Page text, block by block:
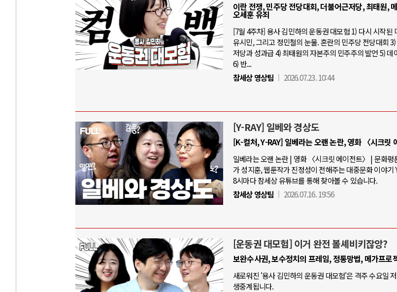
이란 전쟁, 민주당 전당대회, 더불어근저당, 최태원,
오세훈 유죄
[7월 4주차] 용사 김민하의 운동권 대모험 1) 다시 시작된
유시민, 그리고 정민철의 눈물. 혼란의 민주당 전당대회
저당과 성과급 4) 최태원의 자본주의 민주주의 발언 5) 데
6) 반...
참세상 영상팀
2026.07.23. 10:44
[Y-RAY] 일베와 경상도
[K-컬처, Y-RAY] 일베라는 오랜 논란, 영화 〈시크릿
일베라는 오랜 논란 | 영화 〈시크릿 에이전트〉 | 문화
가 성지훈, 웹툰작가 진정성이 전해주는 대중문화 이야기
8시마다 참세상 유튜브를 통해 찾아볼 수 있습니다.
참세상 영상팀
2026.07.16. 19:56
[운동권 대모험] 이거 완전 볼셰비키잖앙?
보완수사권, 보수정치의 프레임, 정통망법, 메가프로
새로워진 '용사 김민하의 운동권 대모험'은 격주 수요일
생중계됩니다.